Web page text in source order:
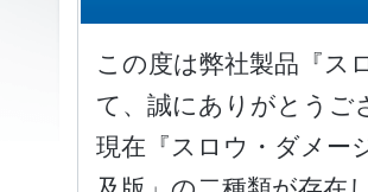
この度は弊社製品『ス
て、誠にありがとうご
現在『スロウ・ダメー